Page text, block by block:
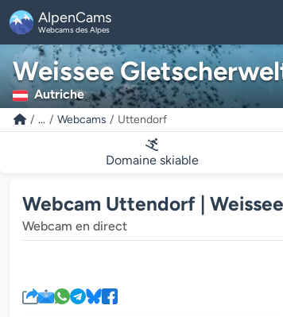
AlpenCams
Webcams des Alpes
Weissee
Autriche
... Webcams Uttendorf
Domaine skiable
Webcam Uttendorf |
Webcam en direct